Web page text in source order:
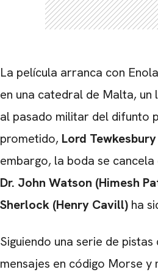
La película arranca con
en una catedral de Malta, un
al pasado militar del difunto
prometido, Lord Tewkesbury
embargo, la boda se
Dr. John Watson (Himesh
Sherlock (Henry Cavill) ha
Siguiendo una serie de
mensajes en código Morse y